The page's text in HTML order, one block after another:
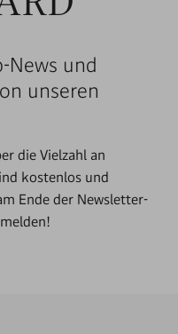
News und
unseren
die Vielzahl an
kostenlos und
Ende der Newsletter-